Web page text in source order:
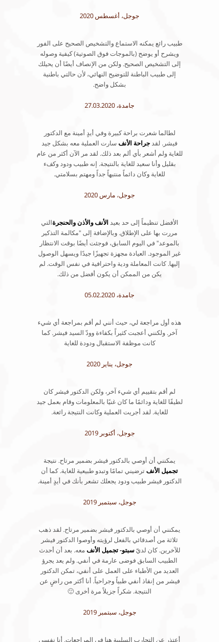
جوجل، أغسطس 2020
طبيب رائع يمكنه الاستماع والتشخيص الصحيح على الفور
ويشرح أو يوضح (بالموجات فوق الصوتية) كيفية وصوله
إلى التشخيص الصحيح. ولكن من الإنصاف أيضًا أن يحيلك
إلى طبيب الباطنة للتوضيح النهائي، لأن حالتي باطنية
بشكل واضح.
جامدة، 27.03.2020
لطالما شعرت براحة كبيرة وفي أيدٍ أمينة مع الدكتور
فيشر. لقدجراحة الأنف سارت العملية معه بشكل جيد
للغاية ولم أشعر بأي ألم بعد ذلك. لقد مر الآن أكثر من عام
بقليل وأنا سعيد للغاية بالنتيجة. إنه طبيب ودود وكفء
للغاية وكان دائماً منتبهاً جداً ومهتم بسلامتي.
جوجل، مارس 2020
الأفضل تنظيماً إلى حد بعيد الأنف والأذن والحنجرةالتي
مررت بها على الإطلاق. وبالإضافة إلى "مكالمة التذكير
بالموعد" في اليوم السابق، فوجئت أيضًا بوقت الانتظار
غير الموجود. العيادة مجهزة تجهيزًا جيدًا ويسهل الوصول
إليها. كانت المعاملة ودية واحترافية في نفس الوقت. لم
يكن من الممكن أن يكون أفضل من ذلك.
جامدة، 05.02.2020
هذه أول مراجعة لي، حيث أنني لم أقم بمراجعة أي شيء
آخر. ولكنني أعجبت كثيراً بكفاءة وودّ السيد فيشر. كما
كانت موظفة الاستقبال ودودة للغاية
جوجل، يناير 2020
لم أقم بتقييم أي شيء آخر، ولكن الدكتور فيشر كان
لطيفًا للغاية ودائمًا ما كان غنيًا بالمعلومات وقام بعمل جيد
للغاية. لقد أجريت العملية وكانت النتيجة رائعة.
جوجل، أكتوبر 2019
يمكنني أن أوصي بالدكتور فيشر بضمير مرتاح. نتيجة
تجميل الأنفترضيني تمامًا وتبدو طبيعية للغاية. كما أن
الدكتور فيشر طبيب ودود يجعلك تشعر بأنك في أيدٍ أمينة.
جوجل، سبتمبر 2019
يمكنني أن أوصي بالدكتور فيشر بضمير مرتاح. لقد ذهب
ثلاثة من أصدقائي بالفعل لرؤيته وأوصوا الدكتور فيشر
للآخرين. كان لديّسبتو- تجميل الأنف معه. بعد أن أحدث
الطبيب السابق فوضى عارمة في أنفي. ولم يعد يجرؤ
العديد من الأطباء على العمل على أنفي، تمكن الدكتور
فيشر من إنقاذ أنفي طبياً وجراحياً. أنا أكثر من راضٍ عن
النتيجة. شكراً جزيلاً مرة أخرى 🙂
جوجل، سبتمبر 2019
أعتذر عن التجارب السلبية هنا في المراجعات. أنا نفسي